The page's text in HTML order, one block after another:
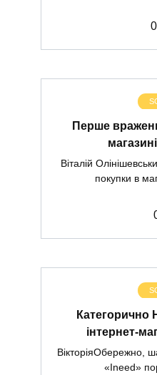
0
Перше
Віталій
покупки в
інтернет-
ВікторіяОбережно,
«Ineed»